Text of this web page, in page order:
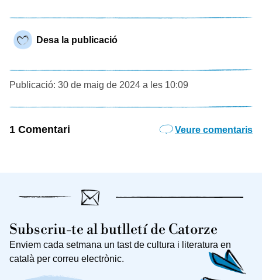
Desa la publicació
Publicació: 30 de maig de 2024 a les 10:09
1 Comentari Veure comentaris
Subscriu-te al butlletí de Catorze
Enviem cada setmana un tast de cultura i literatura en
català per correu electrònic.